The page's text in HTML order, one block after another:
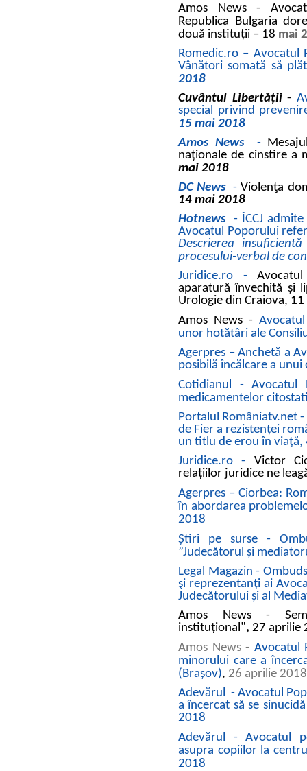
Amos News -
Republica Bulgaria
două instituții – 18 mai
Romedic.ro – Avocatul
Vânători somată să
2018
Cuvântul Libertății-
special privind
15 mai 2018
Amos News-
naționale de cinstire a
mai 2018
DC News-Violenţa
14 mai 2018
Hotnews- ÎCCJ
Avocatul Poporului
Descrierea
procesului-verbal de
Juridice.ro -
aparatură învechită și
Urologie din Craiova, 11
Amos News -
unor hotătâri ale
Agerpres – Anchetă a
posibilă încălcare a
Cotidianul -Avocatul
medicamentelor
Portalul Româniatv.net
de Fier a rezistenţei
un titlu de erou în viaţă,
Juridice.ro - Victor
relaţiilor juridice ne
Agerpres – Ciorbea:
în abordarea
2018
Știri pe surse -
”Judecătorul şi
Legal Magazin -
şi reprezentanți ai
Judecătorului și al
Amos News -
instituțional", 27 aprilie
Amos News - Avocatul
minorului care a
(Brașov), 26 aprilie 2018
Adevărul - Avocatul
a încercat să se
2018
Adevărul - Avocatul
asupra copiilor la
2018